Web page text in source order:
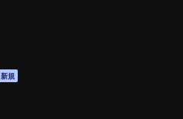
新規